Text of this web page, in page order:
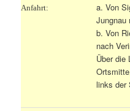
Anfahrt:
a. Von
Jungnau
b. Von
nach
Über die
links der